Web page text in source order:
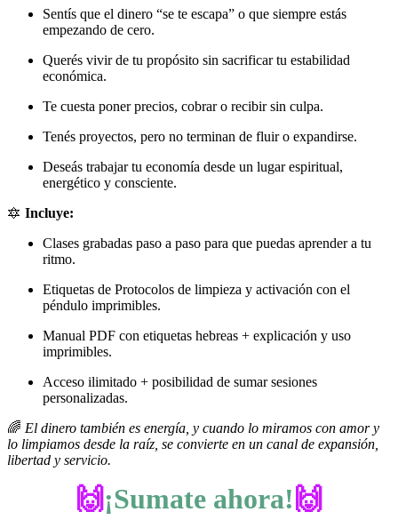
Sentís que el dinero “se te escapa” o que siempre estás
empezando de cero.
Querés vivir de tu propósito sin sacrificar tu estabilidad
económica.
Te cuesta poner precios, cobrar o recibir sin culpa.
Tenés proyectos, pero no terminan de fluir o expandirse.
Deseás trabajar tu economía desde un lugar espiritual,
energético y consciente.
🔯 Incluye:
Clases grabadas paso a paso para que puedas aprender a tu
ritmo.
Etiquetas de Protocolos de limpieza y activación con el
péndulo imprimibles.
Manual PDF con etiquetas hebreas + explicación y uso
imprimibles.
Acceso ilimitado + posibilidad de sumar sesiones
personalizadas.
🌈 El dinero también es energía, y cuando lo miramos con amor y
lo limpiamos desde la raíz, se convierte en un canal de expansión,
libertad y servicio.
🙌¡Sumate ahora! 🙌